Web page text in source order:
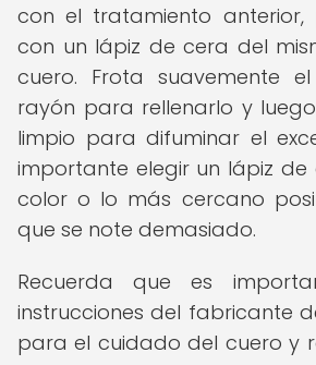
con el tratamiento anterior,
con un lápiz de cera del
cuero. Frota suavemente
rayón para rellenarlo y
limpio para difuminar el
importante elegir un lápiz de
color o lo más cercano
que se note demasiado.
Recuerda que es
instrucciones del fabricante
para el cuidado del cuero y